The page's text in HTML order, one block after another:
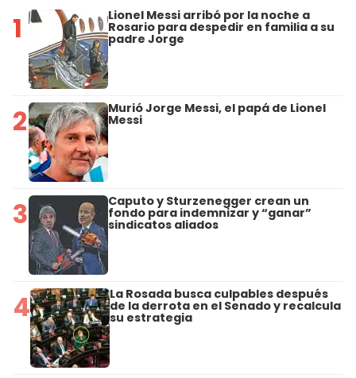
1 Lionel Messi arribó por la noche a
Rosario para despedir en familia a su
padre Jorge
2 Murió Jorge Messi, el papá de Lionel
Messi
3 Caputo y Sturzenegger crean un
fondo para indemnizar y “ganar”
sindicatos aliados
4 La Rosada busca culpables después
de la derrota en el Senado y recalcula
su estrategia